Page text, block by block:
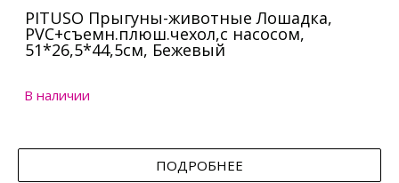
PITUSO Прыгуны-животные Лошадка,
PVC+съемн.плюш.чехол,с насосом,
51*26,5*44,5см, Бежевый
В наличии
ПОДРОБНЕЕ